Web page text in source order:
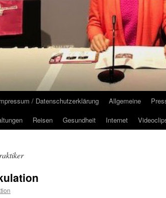
/ Datenschutzerklärung Allgemeine
Reisen Gesundheit Internet